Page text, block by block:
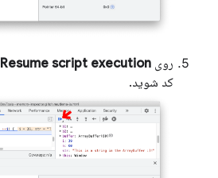
روی Resume script execution
کد شوید.